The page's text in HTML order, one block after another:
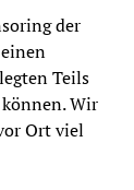
der
Teils
Wir
Ort viel